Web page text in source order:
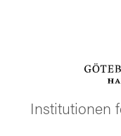
Institutionen